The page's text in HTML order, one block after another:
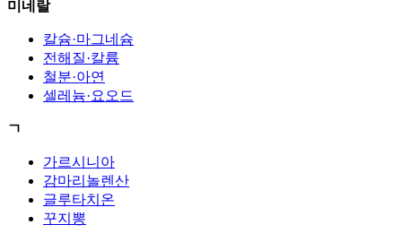
미네랄
칼슘·마그네슘
전해질·칼륨
철분·아연
셀레늄·요오드
ㄱ
가르시니아
감마리놀렌산
글루타치온
꾸지뽕